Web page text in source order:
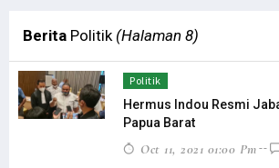
Berita Politik (Halaman 8)
Politik
Hermus Indou Resmi
Papua Barat
Oct 11, 2021 01:00 Pm